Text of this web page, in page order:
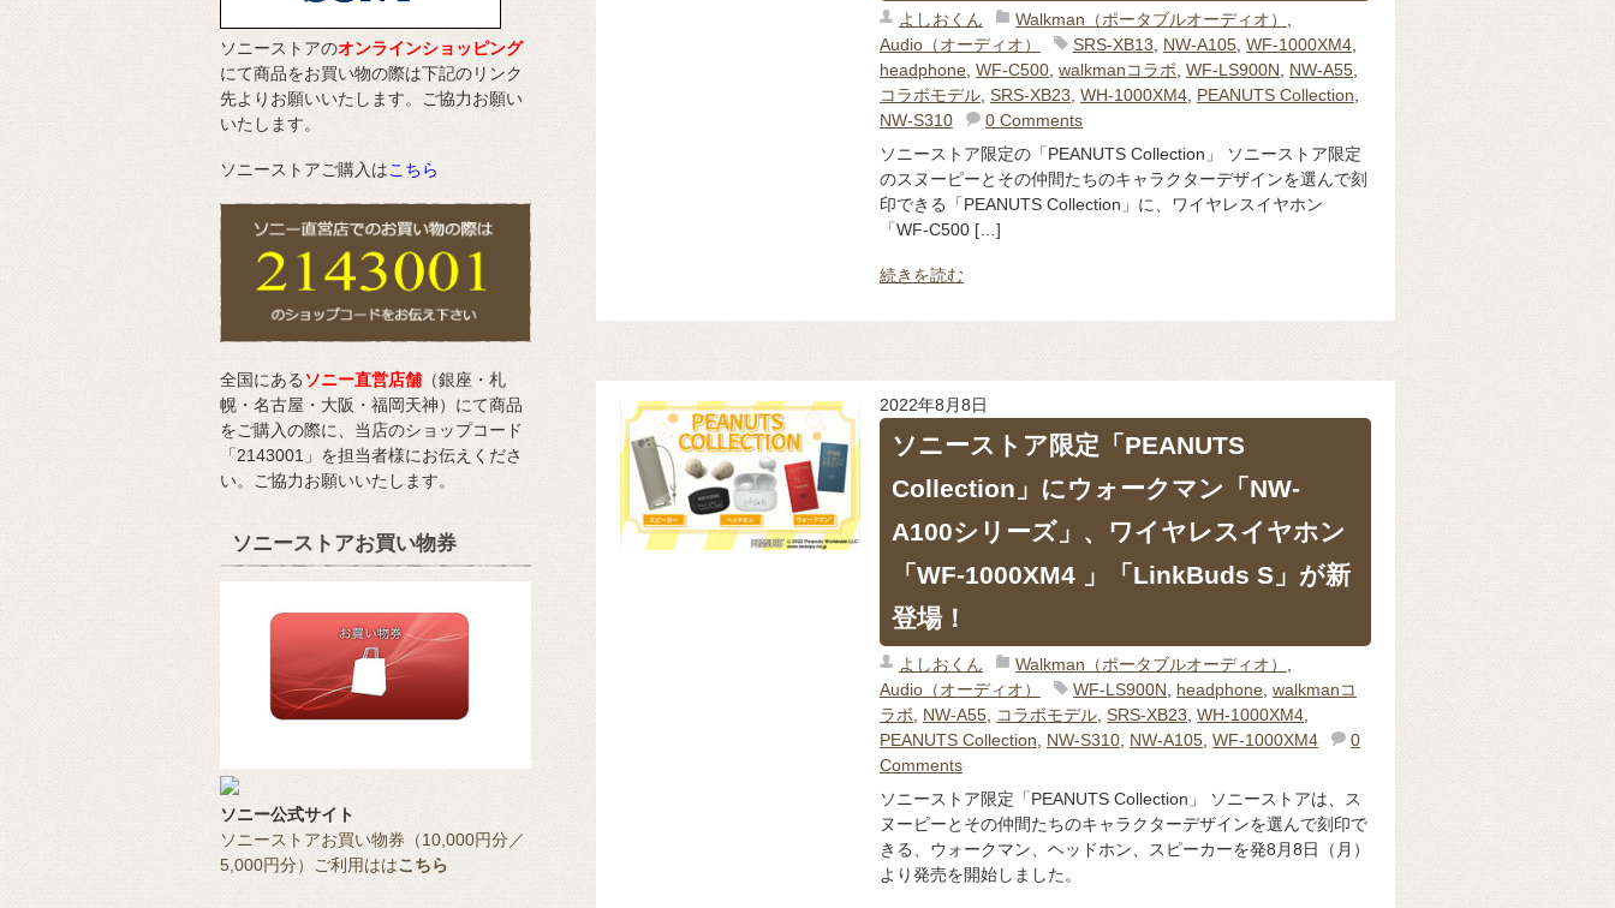
よしおくん Walkman（ポータブルオーディオ） ,
Audio（オーディオ）
SRS-XB13, NW-A105, WF-1000XM4,
headphone, WF-C500, walkmanコラボ, WF-LS900N, NW-A55,
コラボモデル, SRS-XB23, WH-1000XM4, PEANUTS Collection,
NW-S310
0 Comments
ソニーストア限定の「PEANUTS Collection」 ソニーストア限定
のスヌーピーとその仲間たちのキャラクターデザインを選んで刻
印できる「PEANUTS Collection」に、ワイヤレスイヤホン
「WF-C500 […]
続きを読む
2022年8月8日
ソニーストア限定「PEANUTS
Collection」にウォークマン「NW-
A100シリーズ」、ワイヤレスイヤホン
「WF-1000XM4 」「LinkBuds S」が新
登場！
よしおくん Walkman（ポータブルオーディオ）
Audio（オーディオ）
WF-LS900N headphone, walkmanコ
ラボ
NW-A55, コラボモデル, SRS-XB23 WH-1000XM4,
PEANUTS Collection
NW-S310, NW-A105, WF-1000XM4
0
Comments
ソニーストア限定「PEANUTS Collection」 ソニーストアは、ス
ヌーピーとその仲間たちのキャラクターデザインを選んで刻印で
きる、ウォークマン、ヘッドホン、スピーカーを発8月8日（月）
より発売を開始しました。
ソニーストアのオンラインショッピング
にて商品をお買い物の際は下記のリンク
先よりお願いいたします。ご協力お願い
いたします。
ソニーストアご購入はこちら
全国にあるソニー直営店舗 （銀座・札
幌・名古屋・大阪・福岡天神）にて商品
をご購入の際に、当店のショップコード
「2143001」を担当者様にお伝えくださ
い。ご協力お願いいたします。
ソニーストアお買い物券
ソニー公式サイト
ソニーストアお買い物券（10,000円分／
5,000円分）ご利用ははこちら